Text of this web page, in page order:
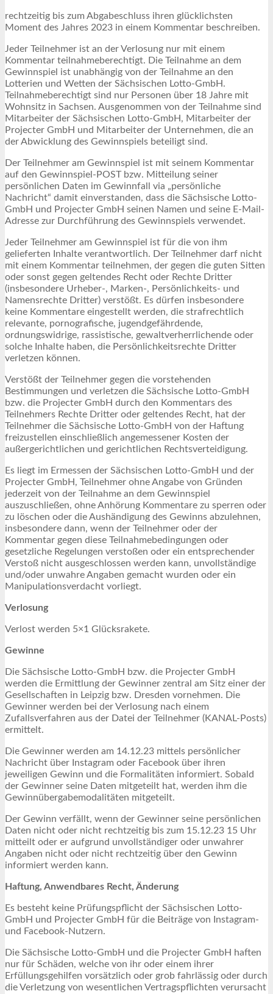
rechtzeitig bis zum Abgabeschluss ihren glücklichsten
Moment des Jahres 2023 in einem Kommentar beschreiben.
Jeder Teilnehmer ist an der Verlosung nur mit einem
Kommentar teilnahmeberechtigt. Die Teilnahme an dem
Gewinnspiel ist unabhängig von der Teilnahme an den
Lotterien und Wetten der Sächsischen Lotto-GmbH.
Teilnahmeberechtigt sind nur Personen über 18 Jahre mit
Wohnsitz in Sachsen. Ausgenommen von der Teilnahme sind
Mitarbeiter der Sächsischen Lotto-GmbH, Mitarbeiter der
Projecter GmbH und Mitarbeiter der Unternehmen, die an
der Abwicklung des Gewinnspiels beteiligt sind.
Der Teilnehmer am Gewinnspiel ist mit seinem Kommentar
auf den Gewinnspiel-POST bzw. Mitteilung seiner
persönlichen Daten im Gewinnfall via „persönliche
Nachricht“ damit einverstanden, dass die Sächsische Lotto-
GmbH und Projecter GmbH seinen Namen und seine E-Mail-
Adresse zur Durchführung des Gewinnspiels verwendet.
Jeder Teilnehmer am Gewinnspiel ist für die von ihm
gelieferten Inhalte verantwortlich. Der Teilnehmer darf nicht
mit einem Kommentar teilnehmen, der gegen die guten Sitten
oder sonst gegen geltendes Recht oder Rechte Dritter
(insbesondere Urheber-, Marken-, Persönlichkeits- und
Namensrechte Dritter) verstößt. Es dürfen insbesondere
keine Kommentare eingestellt werden, die strafrechtlich
relevante, pornografische, jugendgefährdende,
ordnungswidrige, rassistische, gewaltverherrlichende oder
solche Inhalte haben, die Persönlichkeitsrechte Dritter
verletzen können.
Verstößt der Teilnehmer gegen die vorstehenden
Bestimmungen und verletzen die Sächsische Lotto-GmbH
bzw. die Projecter GmbH durch den Kommentars des
Teilnehmers Rechte Dritter oder geltendes Recht, hat der
Teilnehmer die Sächsische Lotto-GmbH von der Haftung
freizustellen einschließlich angemessener Kosten der
außergerichtlichen und gerichtlichen Rechtsverteidigung.
Es liegt im Ermessen der Sächsischen Lotto-GmbH und der
Projecter GmbH, Teilnehmer ohne Angabe von Gründen
jederzeit von der Teilnahme an dem Gewinnspiel
auszuschließen, ohne Anhörung Kommentare zu sperren oder
zu löschen oder die Aushändigung des Gewinns abzulehnen,
insbesondere dann, wenn der Teilnehmer oder der
Kommentar gegen diese Teilnahmebedingungen oder
gesetzliche Regelungen verstoßen oder ein entsprechender
Verstoß nicht ausgeschlossen werden kann, unvollständige
und/oder unwahre Angaben gemacht wurden oder ein
Manipulationsverdacht vorliegt.
Verlosung
Verlost werden 5×1 Glücksrakete.
Gewinne
Die Sächsische Lotto-GmbH bzw. die Projecter GmbH
werden die Ermittlung der Gewinner zentral am Sitz einer der
Gesellschaften in Leipzig bzw. Dresden vornehmen. Die
Gewinner werden bei der Verlosung nach einem
Zufallsverfahren aus der Datei der Teilnehmer (KANAL-Posts)
ermittelt.
Die Gewinner werden am 14.12.23 mittels persönlicher
Nachricht über Instagram oder Facebook über ihren
jeweiligen Gewinn und die Formalitäten informiert. Sobald
der Gewinner seine Daten mitgeteilt hat, werden ihm die
Gewinnübergabemodalitäten mitgeteilt.
Der Gewinn verfällt, wenn der Gewinner seine persönlichen
Daten nicht oder nicht rechtzeitig bis zum 15.12.23 15 Uhr
mitteilt oder er aufgrund unvollständiger oder unwahrer
Angaben nicht oder nicht rechtzeitig über den Gewinn
informiert werden kann.
Haftung, Anwendbares Recht, Änderung
Es besteht keine Prüfungspflicht der Sächsischen Lotto-
GmbH und Projecter GmbH für die Beiträge von Instagram-
und Facebook-Nutzern.
Die Sächsische Lotto-GmbH und die Projecter GmbH haften
nur für Schäden, welche von ihr oder einem ihrer
Erfüllungsgehilfen vorsätzlich oder grob fahrlässig oder durch
die Verletzung von wesentlichen Vertragspflichten verursacht